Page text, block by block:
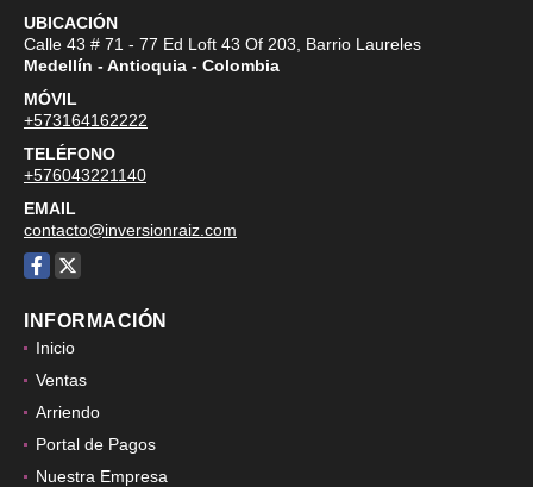
UBICACIÓN
Calle 43 # 71 - 77 Ed Loft 43 Of 203, Barrio Laureles
Medellín - Antioquia - Colombia
MÓVIL
+573164162222
TELÉFONO
+576043221140
EMAIL
contacto@inversionraiz.com
Facebook
X
INFORMACIÓN
Inicio
Ventas
Arriendo
Portal de Pagos
Nuestra Empresa